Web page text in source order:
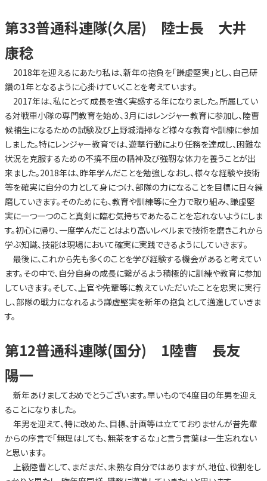
第33普通科連隊(久居) 陸士長 大井
康稔
2018年を迎えるにあたり私は、新年の抱負を「謙虚堅実」とし、自己研
鑽の1年となるように心掛けていくことを考えています。
2017年は、私にとって成長を強く実感する年になりました。所属してい
る対戦車小隊の専門教育を始め、3月にはレンジャー教育に参加し、陸曹
候補生になるための試験及び上野城清掃など様々な教育や訓練に参加
しました。特にレンジャー教育では、遊撃行動により任務を達成し、困難な
状況を克服するための不撓不屈の精神及び強靭な体力を養うことが出
来ました。2018年は、昨年学んだことを勉強しなおし、様々な経験や技術
等を確実に自分の力として身につけ、部隊の力になることを目標に日々練
磨していきます。そのためにも、教育や訓練等に全力で取り組み、謙虚堅
実に一つ一つのこと真剣に臨む気持ちであたることを忘れないようにしま
す。初心に帰り、一度学んだことはより高いレベルまで技術を磨きこれから
学ぶ知識、技能は現場において確実に実践できるようにしていきます。
最後に、これから先も多くのことを学び経験する機会があると考えてい
ます。その中で、自分自身の成長に繋がるよう積極的に訓練や教育に参加
していきます。そして、上官や先輩等に教えていただいたことを忠実に実行
し、部隊の戦力になれるよう謙虚堅実を新年の抱負として邁進していきま
す。
第12普通科連隊(国分) 1陸曹 長友
陽一
新年あけましておめでとうございます。早いもので4度目の年男を迎え
ることになりました。
年男を迎えて、特に改めた、目標、計画等は立てておりませんが昔先輩
からの序言で「無理はしても、無茶をするな」と言う言葉は一生忘れない
と思います。
上級陸曹として、まだまだ、未熟な自分ではありますが、地位、役割をし